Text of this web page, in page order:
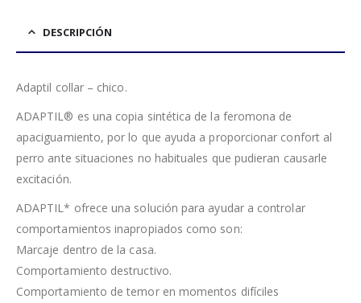
DESCRIPCIÓN
Adaptil collar – chico.
ADAPTIL® es una copia sintética de la feromona de
apaciguamiento, por lo que ayuda a proporcionar confort al
perro ante situaciones no habituales que pudieran causarle
excitación.
ADAPTIL* ofrece una solución para ayudar a controlar
comportamientos inapropiados como son:
Marcaje dentro de la casa.
Comportamiento destructivo.
Comportamiento de temor en momentos difíciles